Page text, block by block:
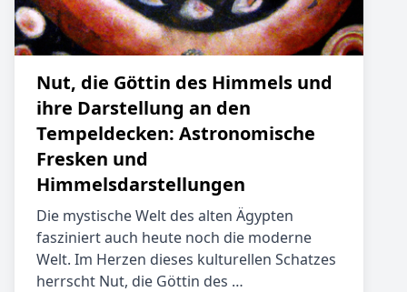
Nut, die Göttin des Himmels und
ihre Darstellung an den
Tempeldecken: Astronomische
Fresken und
Himmelsdarstellungen
Die mystische Welt des alten Ägypten
fasziniert auch heute noch die moderne
Welt. Im Herzen dieses kulturellen Schatzes
herrscht Nut, die Göttin des …